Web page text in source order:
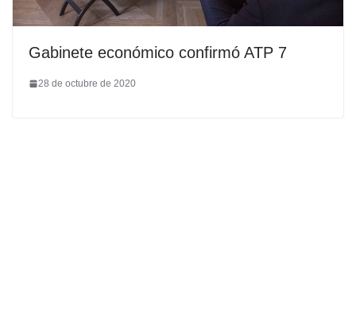
Gabinete económico confirmó ATP 7
28 de octubre de 2020